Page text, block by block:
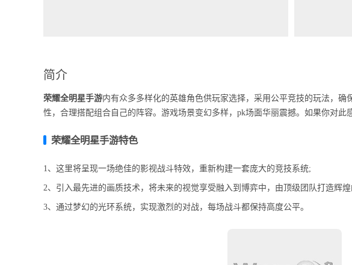
简介
荣耀全明星手游内有众多多样化的英雄角色供玩家选择，采用公平竞技的玩法，确
性，合理搭配组合自己的阵容。游戏场景变幻多样，pk场面华丽震撼。如果你对此
荣耀全明星手游特色
1、这里将呈现一场绝佳的影视战斗特效，重新构建一套庞大的竞技系统;
2、引入最先进的画质技术，将未来的视觉享受融入到博弈中，由顶级团队打造辉
3、通过梦幻的光环系统，实现激烈的对战，每场战斗都保持高度公平。